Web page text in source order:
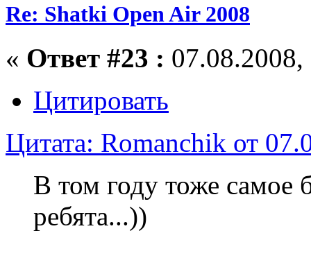
Re: Shatki Open Air 2008
« Ответ #23 :
Цитировать
Цитата: Romanchik от
В том году тоже самое
ребята...))